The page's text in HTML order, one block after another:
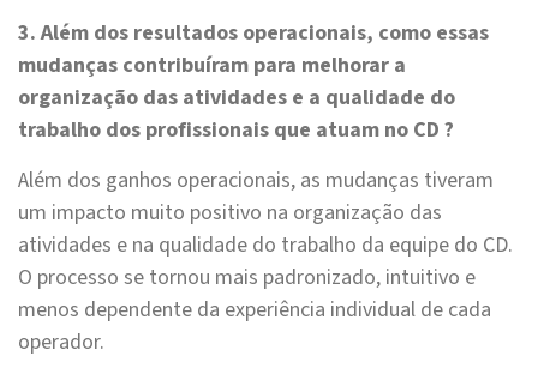
3. Além dos resultados operacionais, como essas
mudanças contribuíram para melhorar a
organização das atividades e a qualidade do
trabalho dos profissionais que atuam no CD ?
Além dos ganhos operacionais, as mudanças tiveram
um impacto muito positivo na organização das
atividades e na qualidade do trabalho da equipe do CD.
O processo se tornou mais padronizado, intuitivo e
menos dependente da experiência individual de cada
operador.